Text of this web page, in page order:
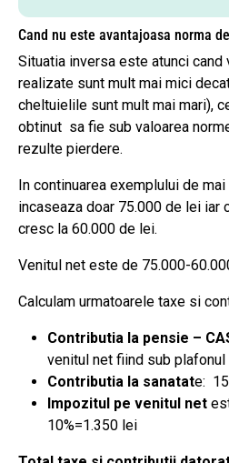
Cand nu este avantajoasa norma
Situatia inversa este atunci
realizate sunt mult mai mici
cheltuielile sunt mult mai mari),
obtinut sa fie sub valoarea
rezulte pierdere.
In continuarea exemplului de
incaseaza doar 75.000 de lei
cresc la 60.000 de lei.
Venitul net este de 75.000-
Calculam urmatoarele taxe si
Contributia la pensie –
venitul net fiind sub
Contributia la sanatate:
Impozitul pe venitul net
10%=1.350 lei